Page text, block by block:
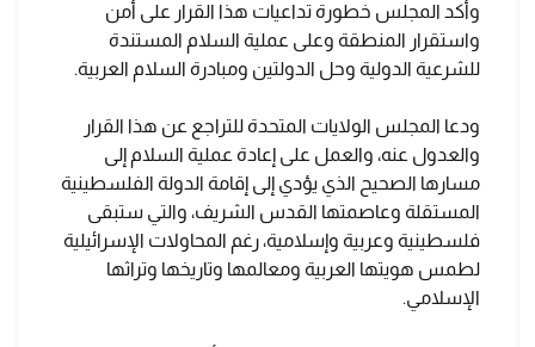
وأكد المجلس خطورة تداعيات هذا القرار على أمن
واستقرار المنطقة وعلى عملية السلام المستندة
للشرعية الدولية وحل الدولتين ومبادرة السلام العربية.
ودعا المجلس الولايات المتحدة للتراجع عن هذا القرار
والعدول عنه، والعمل على إعادة عملية السلام إلى
مسارها الصحيح الذي يؤدي إلى إقامة الدولة الفلسطينية
المستقلة وعاصمتها القدس الشريف، والتي ستبقى
فلسطينية وعربية وإسلامية، رغم المحاولات الإسرائيلية
لطمس هويتها العربية ومعالمها وتاريخها وتراثها
الإسلامي.